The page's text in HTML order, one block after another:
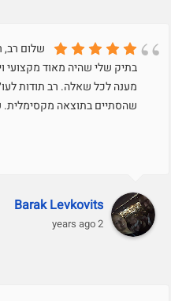
שלום רב,
בתיק שלי שהיה מאוד מקצועי
מענה לכל שאלה. רב תודות
שהסתיים בתוצאה מקסימלית.
Barak Levkovits
2 years ago